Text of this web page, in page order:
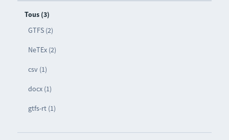
Tous (3)
GTFS (2)
NeTEx (2)
csv (1)
docx (1)
gtfs-rt (1)